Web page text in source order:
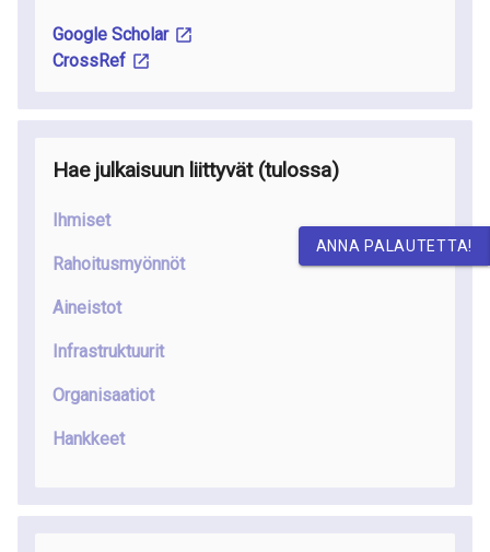
Google Scholar
CrossRef
Hae julkaisuun liittyvät(tulossa)
Ihmiset
Rahoitusmyönnöt
Aineistot
Infrastruktuurit
Organisaatiot
Hankkeet
ANNA PALAUTETTA!